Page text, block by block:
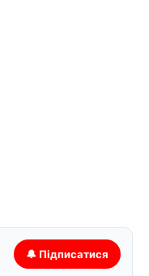
🔔 Підписатися